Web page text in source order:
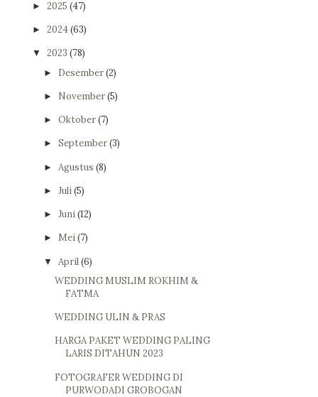
► 2025 (47)
► 2024(63)
▼ 2023 (78)
► Desember(2)
► November(5)
► Oktober(7)
► September(3)
► Agustus (8)
► Juli(5)
► Juni(12)
► Mei(7)
▼ April(6)
WEDDING MUSLIM ROKHIM &
FATMA
WEDDING ULIN & PRAS
HARGA PAKET WEDDING PALING
LARIS DITAHUN 2023
FOTOGRAFER WEDDING DI
PURWODADI GROBOGAN